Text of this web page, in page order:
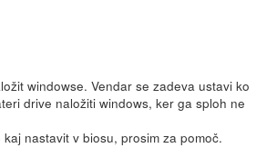
windowse. Vendar se zadeva ustavi ko
drive naložiti windows, ker ga sploh ne
nastavit v biosu, prosim za pomoč.